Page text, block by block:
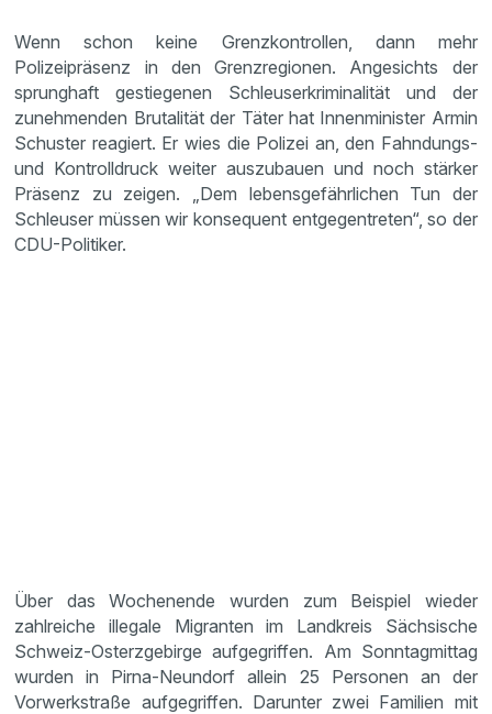
Wenn schon keine Grenzkontrollen, dann mehr
Polizeipräsenz in den Grenzregionen. Angesichts der
sprunghaft gestiegenen Schleuserkriminalität und der
zunehmenden Brutalität der Täter hat Innenminister Armin
Schuster reagiert. Er wies die Polizei an, den Fahndungs-
und Kontrolldruck weiter auszubauen und noch stärker
Präsenz zu zeigen. „Dem lebensgefährlichen Tun der
Schleuser müssen wir konsequent entgegentreten“, so der
CDU-Politiker.
Über das Wochenende wurden zum Beispiel wieder
zahlreiche illegale Migranten im Landkreis Sächsische
Schweiz-Osterzgebirge aufgegriffen. Am Sonntagmittag
wurden in Pirna-Neundorf allein 25 Personen an der
Vorwerkstraße aufgegriffen. Darunter zwei Familien mit